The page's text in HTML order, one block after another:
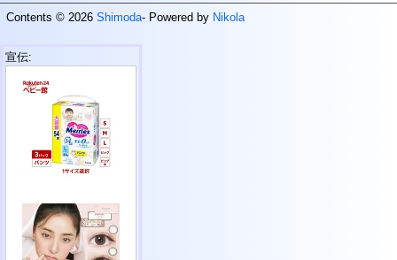
Contents © 2026 Shimoda- Powered by Nikola
宣伝: